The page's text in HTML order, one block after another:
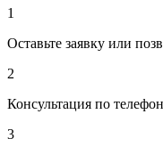
1
Оставьте заявку или
2
Консультация по
3